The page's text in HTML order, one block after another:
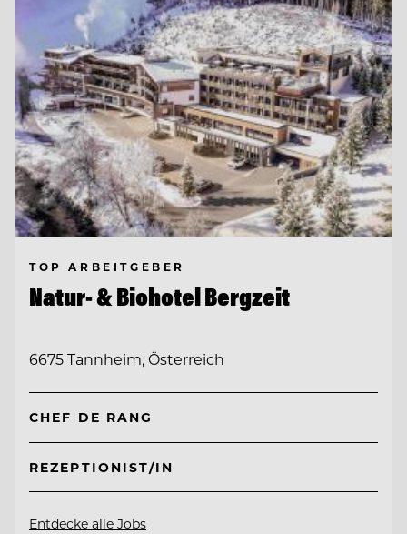
TOP ARBEITGEBER
Natur- & Biohotel Bergzeit
6675 Tannheim, Österreich
CHEF DE RANG
REZEPTIONIST/IN
Entdecke alle Jobs